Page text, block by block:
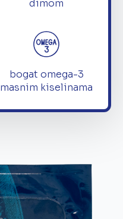
dimom
bogat omega-3
masnim kiselinama